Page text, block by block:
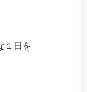
１日を